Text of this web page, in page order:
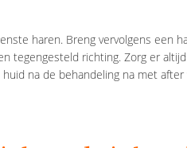
haren. Breng vervolgens een
tegengesteld richting. Zorg er
na de behandeling na met